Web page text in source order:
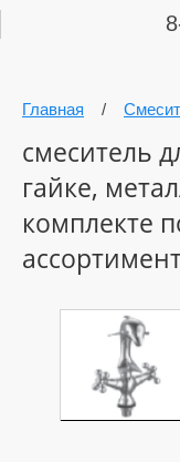
Главная /
смеситель
гайке,
комплекте